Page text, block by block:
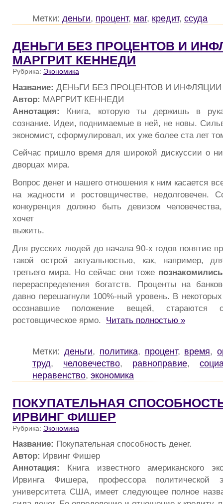
Метки: деньги, процент, маг, кредит, ссуда
ДЕНЬГИ БЕЗ ПРОЦЕНТОВ И
МАРГРИТ КЕННЕДИ
Рубрика: Экономика
Название: ДЕНЬГИ БЕЗ ПРОЦЕНТОВ И ИНФЛЯЦИИ
Автор: МАРГРИТ КЕННЕДИ
Аннотация: Книга, которую ты держишь в
сознание. Идеи, поднимаемые в ней, не новы.
экономист, сформулировал, их уже более ста лет
Сейчас пришло время для широкой дискуссии о
дворцах мира.
Вопрос денег и нашего отношения к ним касается
на жадности и ростовщичестве, недолговечен.
конкуренция должно быть девизом
хочет
выжить.
Для русских людей до начала 90-х годов понятие
такой острой актуальностью, как, например,
третьего мира. Но сейчас они тоже познакомились
перераспределения богатств. Проценты на
давно перешагнули 100%-ный уровень. В
осознавшие положение вещей, стараются
ростовщическое ярмо. Читать полностью »
Метки: деньги, политика, процент, время,
труд, человечество, равноправие,
неравенство, экономика
ПОКУПАТЕЛЬНАЯ
ИРВИНГ ФИШЕР
Рубрика: Экономика
Название: Покупательная способность денег.
Автор: Ирвинг Фишер
Аннотация: Книга известного американского
Ирвинга Фишера, профессора политической
университета США, имеет следующее полное